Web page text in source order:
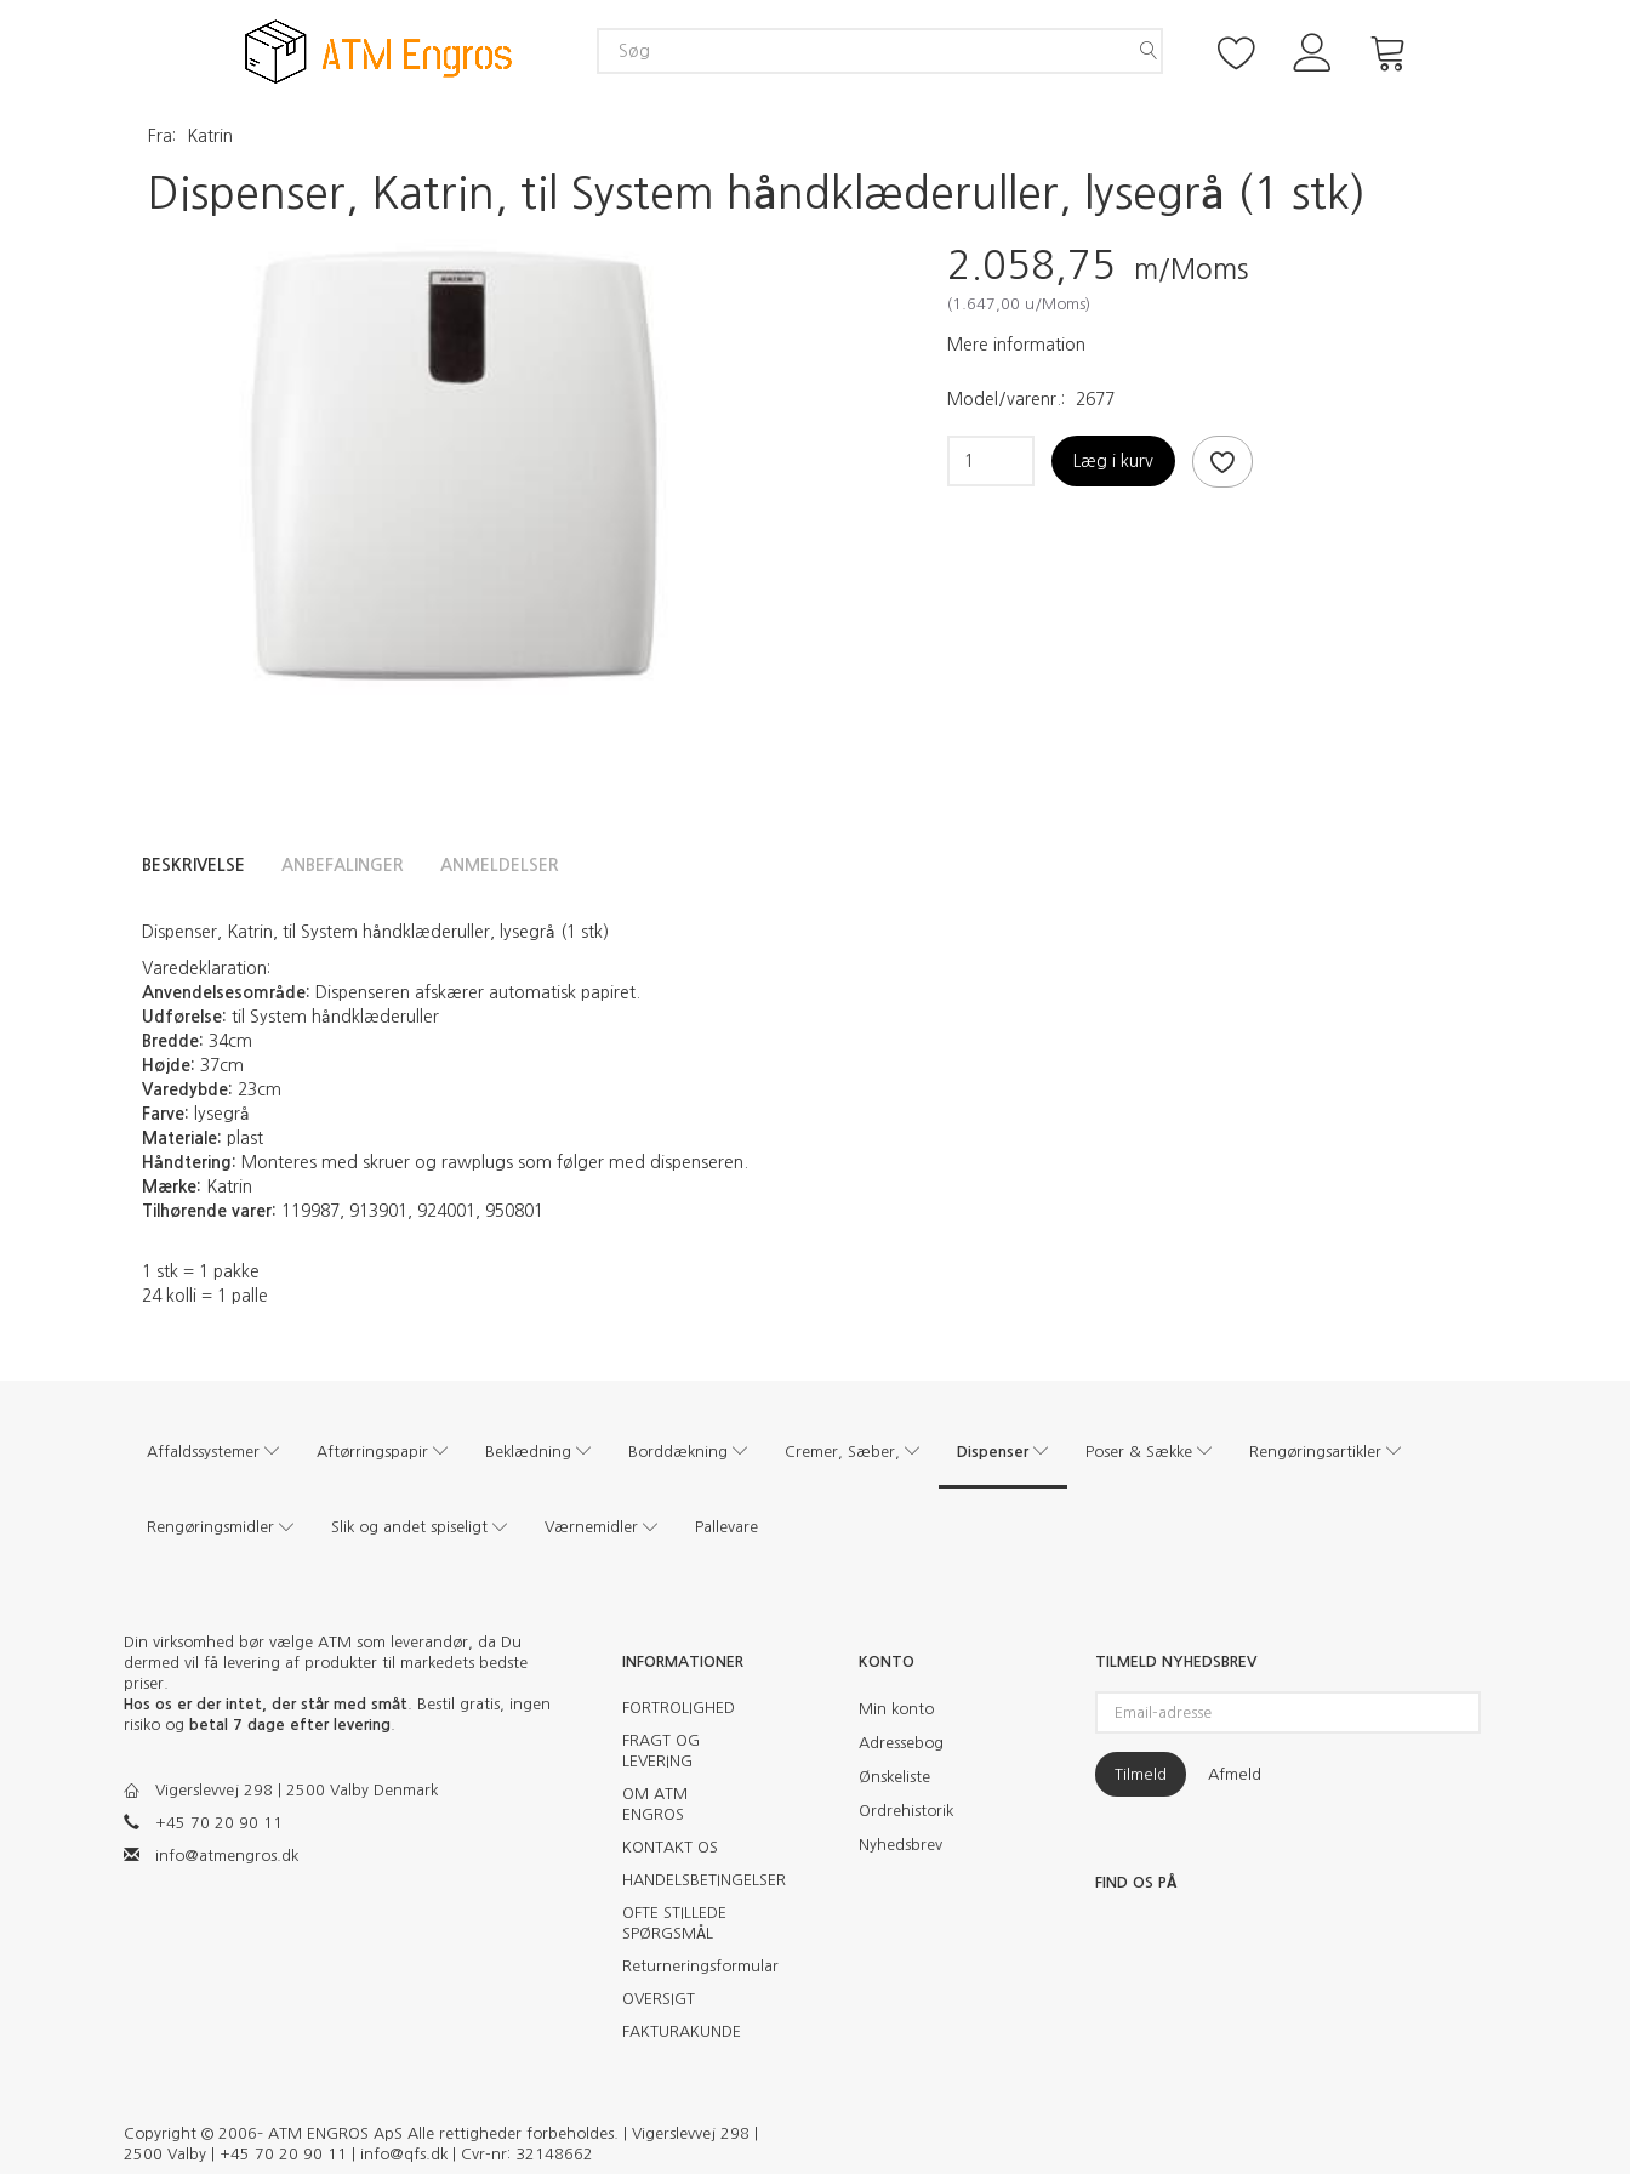
Fra: Katrin
Dispenser, Katrin, til System håndklæderuller, lysegrå (1 stk)
2.058,75 m/Moms
(1.647,00 u/Moms)
Mere information
Model/varenr.: 2677
Læg i kurv
BESKRIVELSE ANBEFALINGER ANMELDELSER
Dispenser, Katrin, til System håndklæderuller, lysegrå (1 stk)
Varedeklaration:
Anvendelsesområde: Dispenseren afskærer automatisk papiret.
Udførelse: til System håndklæderuller
Bredde: 34cm
Højde: 37cm
Varedybde: 23cm
Farve: lysegrå
Materiale: plast
Håndtering: Monteres med skruer og rawplugs som følger med dispenseren.
Mærke: Katrin
Tilhørende varer: 119987, 913901, 924001, 950801
1 stk = 1 pakke
24 kolli = 1 palle
Affaldssystemer Aftørringspapir Beklædning Borddækning Cremer, Sæber, Dispenser Poser & Sække Rengøringsartikler
Rengøringsmidler Slik og andet spiseligt Værnemidler Pallevare
Din virksomhed bør vælge ATM som leverandør, da Du
dermed vil få levering af produkter til markedets bedste
priser.
Hos os er der intet, der står med småt . Bestil gratis, ingen
risiko og betal 7 dage efter levering
Vigerslevvej 298 | 2500 Valby Denmark
+45 70 20 90 11
info@atmengros.dk
INFORMATIONER
FORTROLIGHED
FRAGT OG
LEVERING
OM ATM
ENGROS
KONTAKT OS
HANDELSBETINGELSER
OFTE STILLEDE
SPØRGSMÅL
Returneringsformular
OVERSIGT
FAKTURAKUNDE
KONTO
Min konto
Adressebog
Ønskeliste
Ordrehistorik
Nyhedsbrev
TILMELD NYHEDSBREV
adresse
Tilmeld Afmeld
FIND OS PÅ
Copyright © 2006– ATM ENGROS ApS Alle rettigheder forbeholdes. | Vigerslevvej 298 |
2500 Valby | +45 70 20 90 11 | info@qfs.dk | Cvr-nr: 32148662